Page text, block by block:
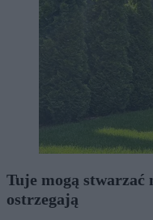
Tuje mogą stwarzać
ostrzegają